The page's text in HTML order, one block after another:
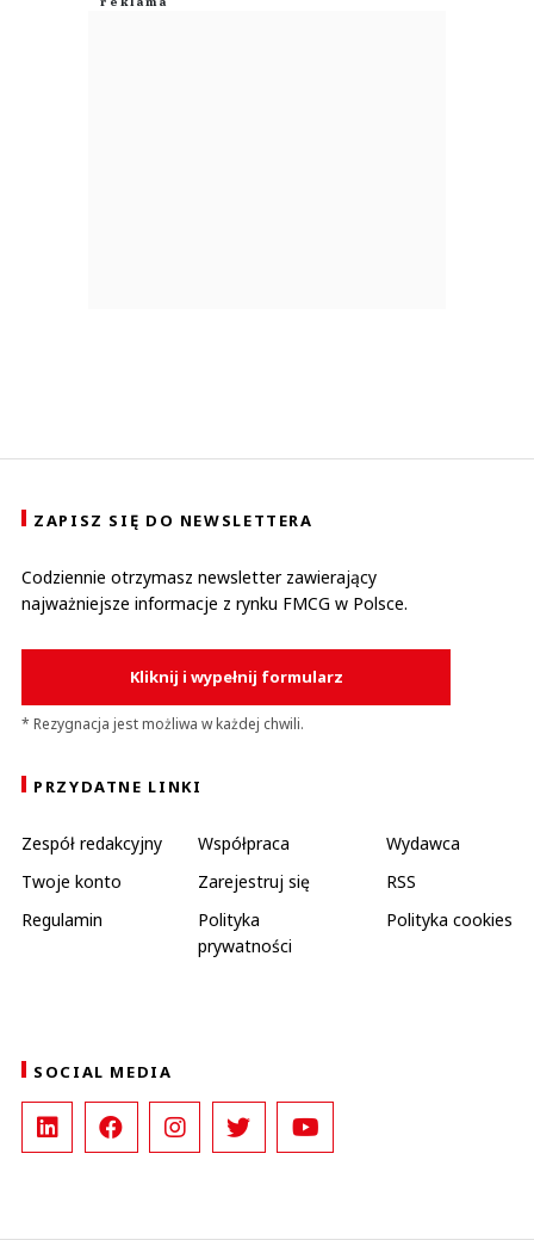
ZAPISZ SIĘ DO NEWSLETTERA
Codziennie otrzymasz newsletter zawierający
najważniejsze informacje z rynku FMCG w Polsce.
Kliknij i wypełnij formularz
* Rezygnacja jest możliwa w każdej chwili.
PRZYDATNE LINKI
Zespół redakcyjny Współpraca
Wydawca
Twoje konto
Zarejestruj się
RSS
Regulamin
Polityka
prywatności
Polityka cookies
SOCIAL MEDIA